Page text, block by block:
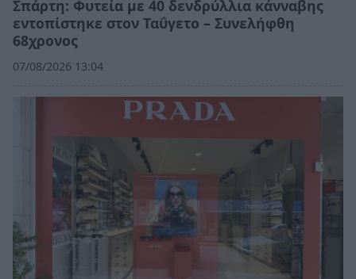
Σπάρτη: Φυτεία με 40 δενδρύλλια κάνναβης
εντοπίστηκε στον Ταΰγετο – Συνελήφθη
68χρονος
07/08/2026 13:04